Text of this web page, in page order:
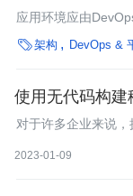
应用环境应由
改和变更，而对于
架构 DevOps &
使用无代码构建
对于许多企业来说，
解释了什么是移动
及需要了解的无代码
2023-01-09